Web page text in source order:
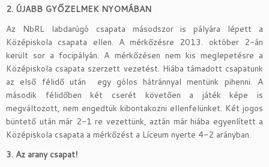
2. ÚJABB GYŐZELMEK NYOMÁBAN
Az NbRL labdarúgó csapata másodszor is pályára lépett a
Középiskola csapata ellen. A mérkőzésre 2013. október 2-án
került sor a focipályán. A mérkőzésen nem kis meglepetésre a
Középiskola csapata szerzett vezetést. Hiába támadott csapatunk
az első félidő után egy gólos hátránnyal mentünk pihenni. A
második félidőben két cserét követően a játék képe is
megváltozott, nem engedtük kibontakozni ellenfelünket. Két jogos
büntető után már 2-1 re vezettünk, aztán már hiába egyenlített a
Középiskola csapata a mérkőzést a Líceum nyerte 4-2 arányban.
3. Az arany csapat!